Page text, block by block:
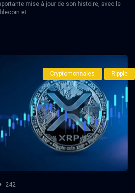
mise à jour de son histoire, avec le
et ...
Cryptomonnaies Ripple
242